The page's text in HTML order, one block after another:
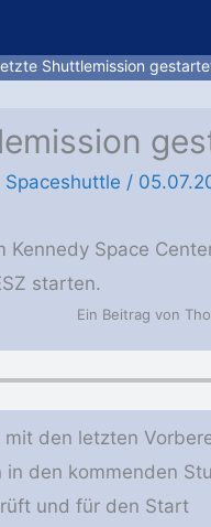
Shuttlemission
Spaceshuttle /
Space
starten.
Ein Beitrag von
den letzten
den kommenden
und für den Start